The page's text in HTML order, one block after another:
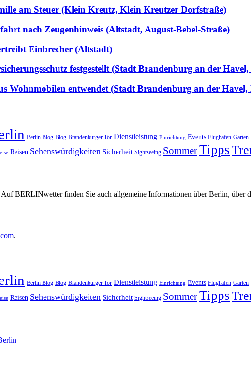
am Steuer (Klein Kreutz, Klein Kreutzer Dorfstraße)
nach Zeugenhinweis (Altstadt, August-Bebel-Straße)
Einbrecher (Altstadt)
festgestellt (Stadt Brandenburg an der
Wohnmobilen entwendet (Stadt Brandenburg an der Havel,
Berlin Blog Blog Brandenburger Tor Dienstleistung Einrichtung Events Flughafen Garten
Reisen Sehenswürdigkeiten Sicherheit Sightseeing SommerTipps
Auf BERLINwetter finden Sie auch allgemeine Informationen über Berlin, über
.
Berlin Blog Blog Brandenburger Tor Dienstleistung Einrichtung Events Flughafen Garten
Reisen Sehenswürdigkeiten Sicherheit Sightseeing SommerTipps